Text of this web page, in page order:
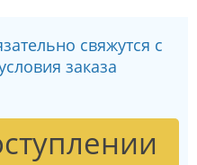
свяжутся с
заказа